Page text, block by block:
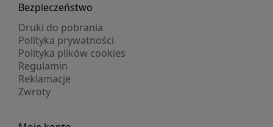
Bezpieczeństwo
Druki do pobrania
Polityka prywatności
Polityka plików cookies
Regulamin
Reklamacje
Zwroty